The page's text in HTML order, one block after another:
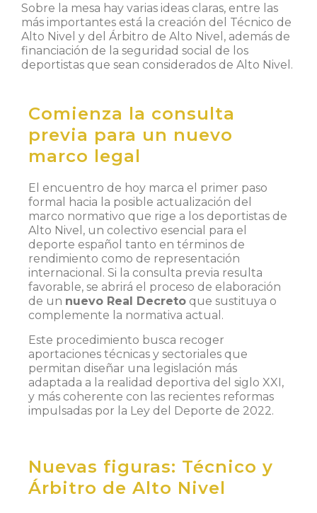
Sobre la mesa hay varias ideas claras, entre las
más importantes está la creación del Técnico de
Alto Nivel y del Árbitro de Alto Nivel, además de
financiación de la seguridad social de los
deportistas que sean considerados de Alto Nivel.
Comienza la consulta
previa para un nuevo
marco legal
El encuentro de hoy marca el primer paso
formal hacia la posible actualización del
marco normativo que rige a los deportistas de
Alto Nivel, un colectivo esencial para el
deporte español tanto en términos de
rendimiento como de representación
internacional. Si la consulta previa resulta
favorable, se abrirá el proceso de elaboración
de un nuevo Real Decreto que sustituya o
complemente la normativa actual.
Este procedimiento busca recoger
aportaciones técnicas y sectoriales que
permitan diseñar una legislación más
adaptada a la realidad deportiva del siglo XXI,
y más coherente con las recientes reformas
impulsadas por la Ley del Deporte de 2022.
Nuevas figuras: Técnico y
Árbitro de Alto Nivel